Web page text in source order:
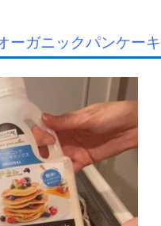
ガニックパンケー